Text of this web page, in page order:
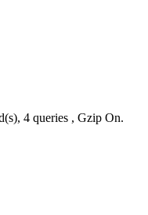
4 queries , Gzip On.